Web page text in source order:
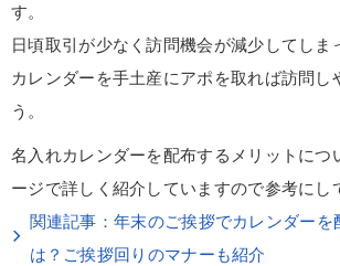
す。
日頃取引が少なく訪問機会が減少してしま
カレンダーを手土産にアポを取れば訪問し
う。
名入れカレンダーを配布するメリットにつ
ージで詳しく紹介していますので参考にし
関連記事：年末のご挨拶でカレンダーを
は？ご挨拶回りのマナーも紹介